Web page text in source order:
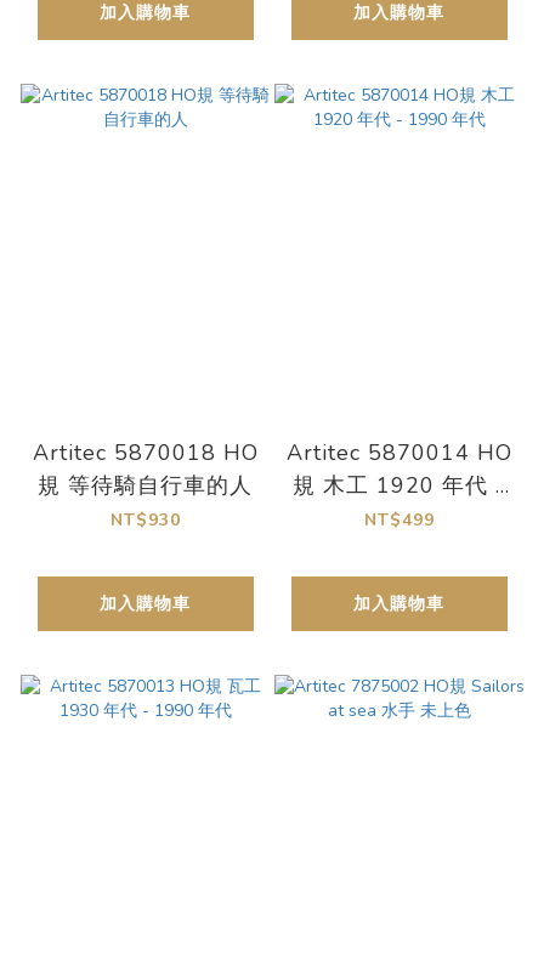
加入購物車 加入購物車
Artitec 5870018 HO
規 等待騎自行車的人
NT$930
加入購物車
Artitec 5870014 HO
規 木工 1920 年代 -
1990 年代
NT$499
加入購物車